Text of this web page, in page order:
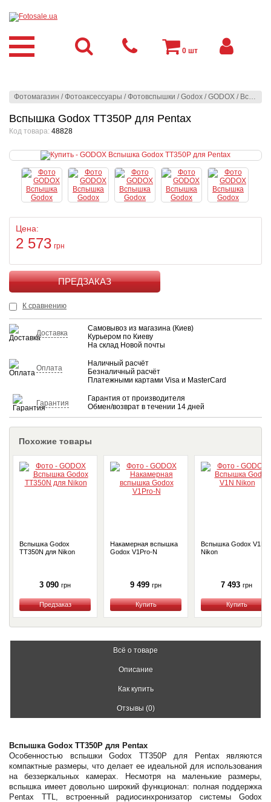
Фотомагазин /Фотоаксессуары /Фотовспышки /Godox /GODOX / Вспышка Godox TT350P для Pentax
Вспышка Godox TT350P для Pentax
Код товара: 48828
Цена:
2 573 грн
К сравнению
Доставка
Самовывоз из магазина (Киев)
Курьером по Киеву
На склад Новой почты
Оплата
Наличный расчёт
Безналичный расчёт
Платежными картами Visa и MasterCard
Гарантия
Гарантия от производителя
Обмен/возврат в течении 14 дней
Похожие товары
Вспышка Godox
TT350N для Nikon
3 090 грн
Купить
Накамерная вспышка
Godox V1Pro-N
9 499 грн
Купить
Вспышка Godox V1N
Nikon
7 493 грн
Купить
Всё о товаре
Описание
Как купить
Отзывы (0)
Вспышка Godox TT350P для Pentax
Особенностью вспышки Godox TT350P для Pentax являются
компактные размеры, что делает ее идеальной для использования
на беззеркальных камерах. Несмотря на маленькие размеры,
вспышка имеет довольно широкий функционал: полная поддержка
Pentax TTL, встроенный радиосинхронизатор системы Godox
0 шт